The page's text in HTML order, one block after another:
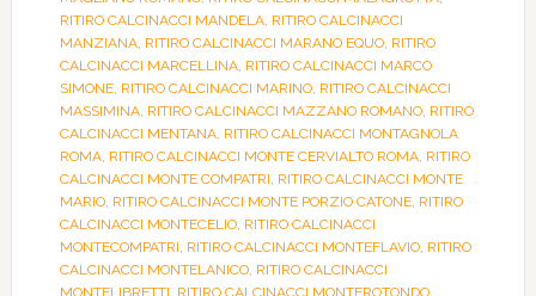
RITIRO CALCINACCI MANDELA, RITIRO CALCINACCI
MANZIANA, RITIRO CALCINACCI MARANO EQUO, RITIRO
CALCINACCI MARCELLINA, RITIRO CALCINACCI MARCO
SIMONE, RITIRO CALCINACCI MARINO, RITIRO CALCINACCI
MASSIMINA, RITIRO CALCINACCI MAZZANO ROMANO, RITIRO
CALCINACCI MENTANA, RITIRO CALCINACCI MONTAGNOLA
ROMA, RITIRO CALCINACCI MONTE CERVIALTO ROMA, RITIRO
CALCINACCI MONTE COMPATRI, RITIRO CALCINACCI MONTE
MARIO, RITIRO CALCINACCI MONTE PORZIO CATONE, RITIRO
CALCINACCI MONTECELIO, RITIRO CALCINACCI
MONTECOMPATRI, RITIRO CALCINACCI MONTEFLAVIO, RITIRO
CALCINACCI MONTELANICO, RITIRO CALCINACCI
MONTELIBRETTI, RITIRO CALCINACCI MONTEROTONDO,